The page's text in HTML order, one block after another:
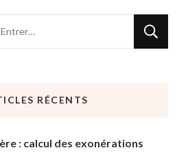
RÉCENTS
: calcul des exonérations